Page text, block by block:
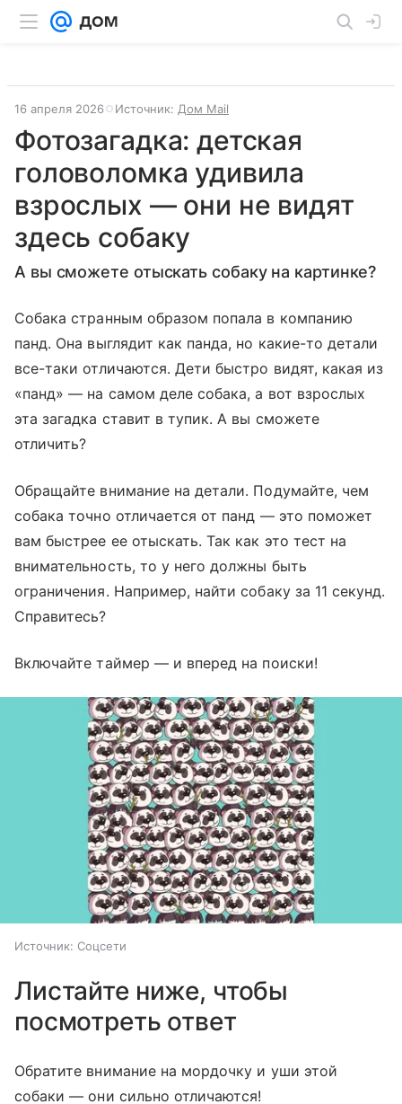
16 апреля 2026 Источник: Дом Mail
Фотозагадка: детская
головоломка удивила
взрослых — они не видят
здесь собаку
А вы сможете отыскать собаку на картинке?
Собака странным образом попала в компанию
панд. Она выглядит как панда, но какие-то детали
все-таки отличаются. Дети быстро видят, какая из
«панд» — на самом деле собака, а вот взрослых
эта загадка ставит в тупик. А вы сможете
отличить?
Обращайте внимание на детали. Подумайте, чем
собака точно отличается от панд — это поможет
вам быстрее ее отыскать. Так как это тест на
внимательность, то у него должны быть
ограничения. Например, найти собаку за 11 секунд.
Справитесь?
Включайте таймер — и вперед на поиски!
Источник: Соцсети
Листайте ниже, чтобы
посмотреть ответ
Обратите внимание на мордочку и уши этой
собаки — они сильно отличаются!